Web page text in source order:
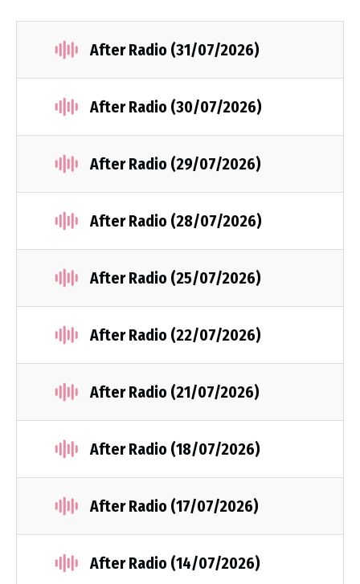
After Radio (31/07/2026)
After Radio (30/07/2026)
After Radio (29/07/2026)
After Radio (28/07/2026)
After Radio (25/07/2026)
After Radio (22/07/2026)
After Radio (21/07/2026)
After Radio (18/07/2026)
After Radio (17/07/2026)
After Radio (14/07/2026)